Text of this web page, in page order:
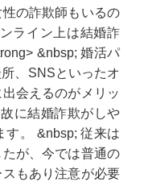
の詐欺師もいるの
ライン上は結婚詐
&nbsp; 婚活パ
、SNSといったオ
会えるのがメリッ
に結婚詐欺がしや
す。 &nbsp; 従来は
が、今では普通の
もあり注意が必要